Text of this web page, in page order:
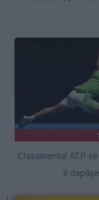
Clasamentul ATP
îl